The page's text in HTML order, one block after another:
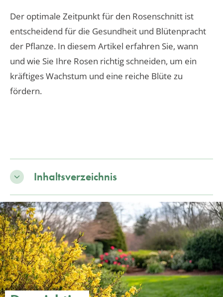
Der optimale Zeitpunkt für den Rosenschnitt ist
entscheidend für die Gesundheit und Blütenpracht
der Pflanze. In diesem Artikel erfahren Sie, wann
und wie Sie Ihre Rosen richtig schneiden, um ein
kräftiges Wachstum und eine reiche Blüte zu
fördern.
Inhaltsverzeichnis